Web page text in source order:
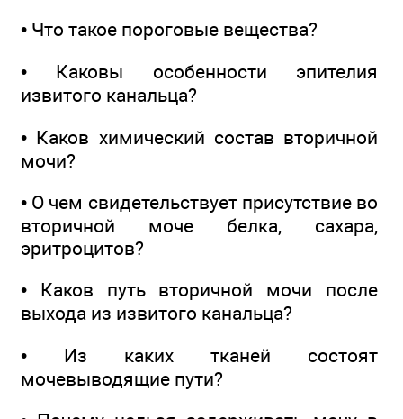
• Что такое пороговые вещества?
• Каковы особенности эпителия
извитого канальца?
• Каков химический состав вторичной
мочи?
• О чем свидетельствует присутствие во
вторичной моче белка, сахара,
эритроцитов?
• Каков путь вторичной мочи после
выхода из извитого канальца?
• Из каких тканей состоят
мочевыводящие пути?